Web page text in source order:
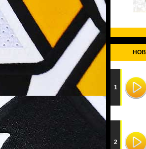
1
2